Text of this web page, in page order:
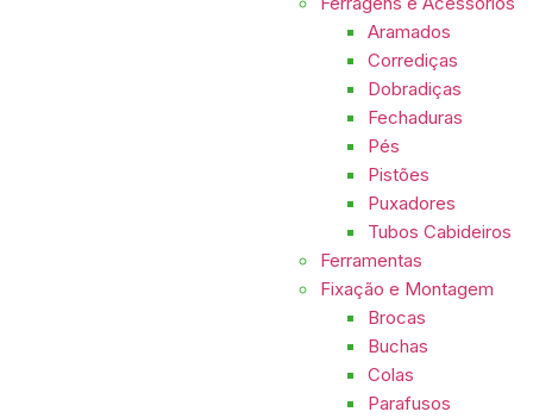
Aramados
Corrediças
Dobradiças
Fechaduras
Pés
Pistões
Puxadores
Tubos Cabideiros
Ferramentas
Fixação e Montagem
Brocas
Buchas
Colas
Parafusos